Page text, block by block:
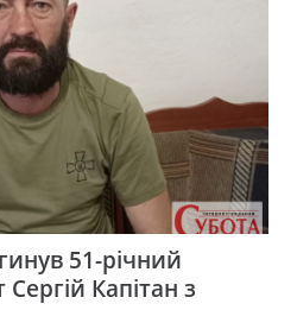
51-річний
Капітан з